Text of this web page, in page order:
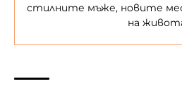
стилните мъже, новите
на